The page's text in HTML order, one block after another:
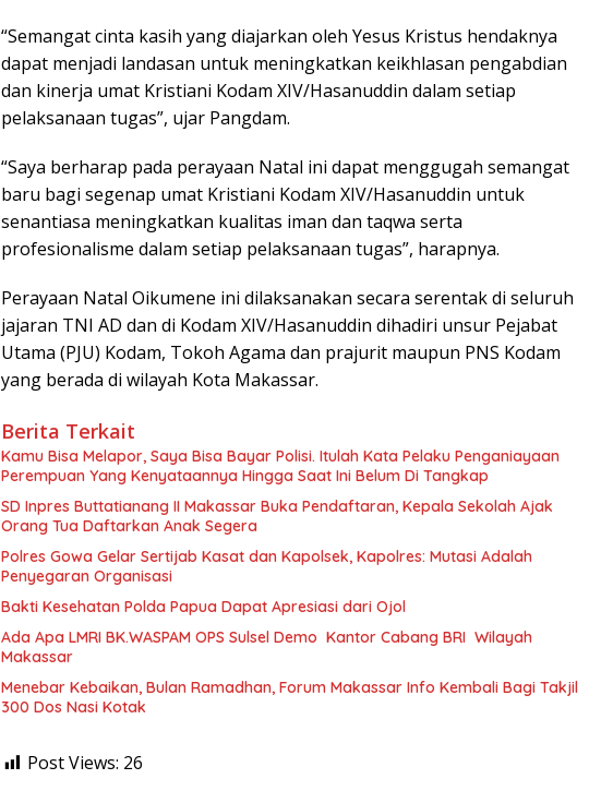
“Semangat cinta kasih yang diajarkan oleh Yesus Kristus hendaknya
dapat menjadi landasan untuk meningkatkan keikhlasan pengabdian
dan kinerja umat Kristiani Kodam XIV/Hasanuddin dalam setiap
pelaksanaan tugas”, ujar Pangdam.
“Saya berharap pada perayaan Natal ini dapat menggugah semangat
baru bagi segenap umat Kristiani Kodam XIV/Hasanuddin untuk
senantiasa meningkatkan kualitas iman dan taqwa serta
profesionalisme dalam setiap pelaksanaan tugas”, harapnya.
Perayaan Natal Oikumene ini dilaksanakan secara serentak di seluruh
jajaran TNI AD dan di Kodam XIV/Hasanuddin dihadiri unsur Pejabat
Utama (PJU) Kodam, Tokoh Agama dan prajurit maupun PNS Kodam
yang berada di wilayah Kota Makassar.
Berita Terkait
Kamu Bisa Melapor, Saya Bisa Bayar Polisi. Itulah Kata Pelaku Penganiayaan
Perempuan Yang Kenyataannya Hingga Saat Ini Belum Di Tangkap
SD Inpres Buttatianang II Makassar Buka Pendaftaran, Kepala Sekolah Ajak
Orang Tua Daftarkan Anak Segera
Polres Gowa Gelar Sertijab Kasat dan Kapolsek, Kapolres: Mutasi Adalah
Penyegaran Organisasi
Bakti Kesehatan Polda Papua Dapat Apresiasi dari Ojol
Ada Apa LMRI BK.WASPAM OPS Sulsel Demo Kantor Cabang BRI Wilayah
Makassar
Menebar Kebaikan, Bulan Ramadhan, Forum Makassar Info Kembali Bagi Takjil
300 Dos Nasi Kotak
Post Views: 26